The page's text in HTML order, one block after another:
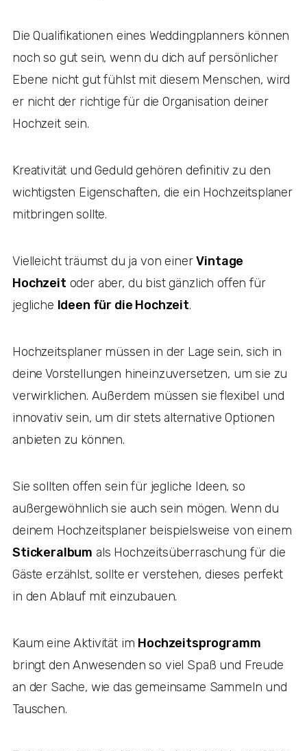
Die Qualifikationen eines Weddingplanners können
noch so gut sein, wenn du dich auf persönlicher
Ebene nicht gut fühlst mit diesem Menschen, wird
er nicht der richtige für die Organisation deiner
Hochzeit sein.
Kreativität und Geduld gehören definitiv zu den
wichtigsten Eigenschaften, die ein Hochzeitsplaner
mitbringen sollte.
Vielleicht träumst du ja von einerVintage
Hochzeit oder aber, du bist gänzlich offen für
jegliche Ideen für die Hochzeit.
Hochzeitsplaner müssen in der Lage sein, sich in
deine Vorstellungen hineinzuversetzen, um sie zu
verwirklichen. Außerdem müssen sie flexibel und
innovativ sein, um dir stets alternative Optionen
anbieten zu können.
Sie sollten offen sein für jegliche Ideen, so
außergewöhnlich sie auch sein mögen. Wenn du
deinem Hochzeitsplaner beispielsweise von einem
Stickeralbum als Hochzeitsüberraschung für die
Gäste erzählst, sollte er verstehen, dieses perfekt
in den Ablauf mit einzubauen.
Kaum eine Aktivität im Hochzeitsprogramm
bringt den Anwesenden so viel Spaß und Freude
an der Sache, wie das gemeinsame Sammeln und
Tauschen.